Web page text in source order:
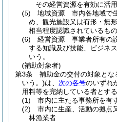
その経営資源を有効に活
(5)
地域資源 市内各地域で
め、観光施設又は有形・無
相当程度認識されているもの
(6)
経営資源 事業者所有の
する知識及び技能、ビジネ
いう。
(補助対象者)
第3条
補助金の交付の対象とな
いう。)は、 次の各号のいずれ
用料等を完納している者とする
(1)
市内に主たる事務所を有
(2)
市内に生産、活動の拠点
林漁業者